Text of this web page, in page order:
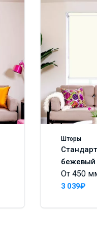
Шторы
бежевый
От 450
3 039₽